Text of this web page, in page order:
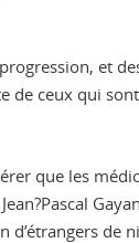
et
de ceux qui
que les
de